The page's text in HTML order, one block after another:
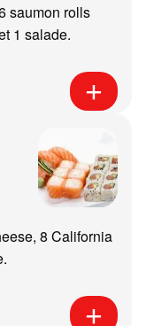
saumon rolls
1 salade.
8 California